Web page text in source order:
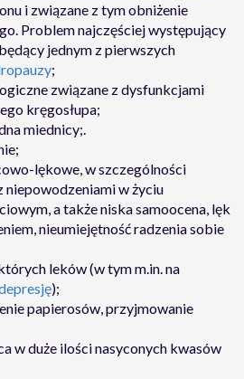
i związane z tym obniżenie
Problem najczęściej występujący
jednym z pierwszych
;
związane z dysfunkcjami
kręgosłupa;
miednicy;.
lękowe, w szczególności
niepowodzeniami w życiu
a także niska samoocena, lęk
nieumiejętność radzenia sobie
leków (w tym m.in. na
);
papierosów, przyjmowanie
w duże ilości nasyconych kwasów